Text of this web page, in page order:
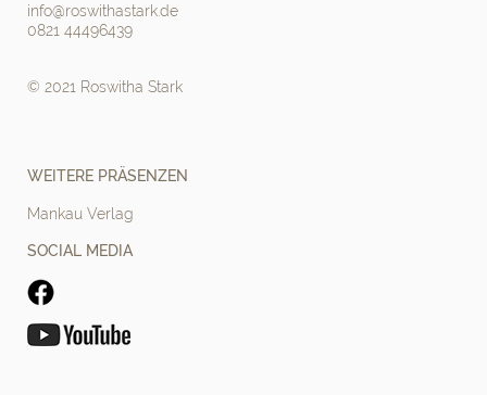
info@roswithastark.de
0821 44496439
© 2021 Roswitha Stark
WEITERE PRÄSENZEN
Mankau Verlag
SOCIAL MEDIA